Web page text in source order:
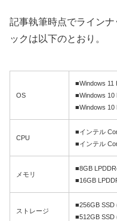
記事執筆時点でライン
ックは以下のとおり。
OS
■Windows 11
■Windows 10
■Windows 10
CPU
■インテル
■インテル
メモリ
■8GB
■16GB
ストレージ
■256GB SSD
■512GB SSD